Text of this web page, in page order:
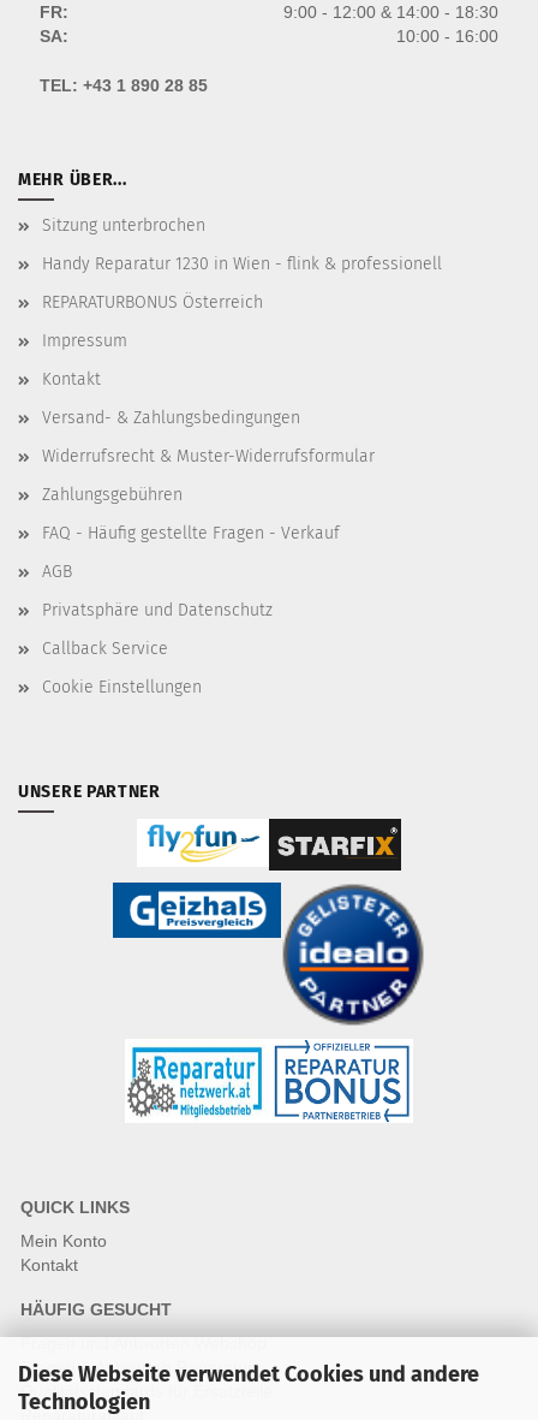
Diese Webseite verwendet Cookies und andere
Technologien
FR:
9:00 - 12:00 & 14:00 - 18:30
SA:
10:00 - 16:00
TEL: +43 1 890 28 85
MEHR ÜBER...
Sitzung unterbrochen
Handy Reparatur 1230 in Wien - flink & professionell
REPARATURBONUS Österreich
Impressum
Kontakt
Versand- & Zahlungsbedingungen
Widerrufsrecht & Muster-Widerrufsformular
Zahlungsgebühren
FAQ - Häufig gestellte Fragen - Verkauf
AGB
Privatsphäre und Datenschutz
Callback Service
Cookie Einstellungen
UNSERE PARTNER
QUICK LINKS
Mein Konto
Kontakt
HÄUFIG GESUCHT
Fragen und Antworten Webshop
Fragen & Antworten Reparatur
Qualitätsstandards für Ersatzteile
Reparaturablauf